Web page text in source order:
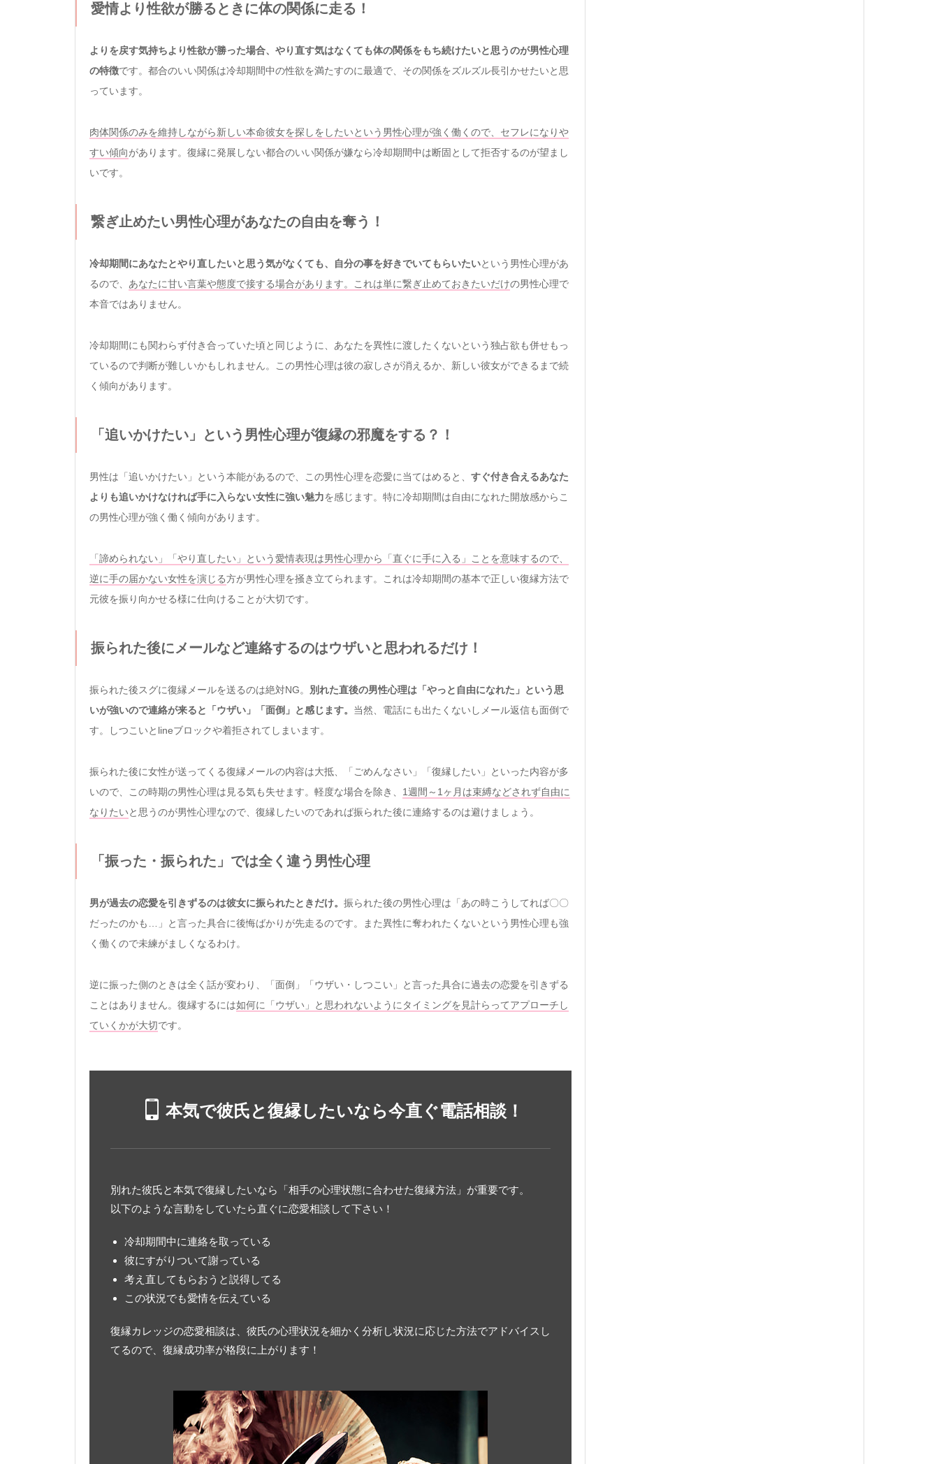
愛情より性欲が勝るときに体の関係に走る！
よりを戻す気持ちより性欲が勝った場合、やり直す気はなくても体の関係をもち続けたいと思うのが男性心理
の特徴です。都合のいい関係は冷却期間中の性欲を満たすのに最適で、その関係をズルズル長引かせたいと思
っています。
肉体関係のみを維持しながら新しい本命彼女を探しをしたいという男性心理が強く働くので、セフレになりや
すい傾向があります。復縁に発展しない都合のいい関係が嫌なら冷却期間中は断固として拒否するのが望まし
いです。
繋ぎ止めたい男性心理があなたの自由を奪う！
冷却期間にあなたとやり直したいと思う気がなくても、自分の事を好きでいてもらいたいという男性心理があ
るので、 あなたに甘い言葉や態度で接する場合があります。これは単に繋ぎ止めておきたいだけの男性心理で
本音ではありません。
冷却期間にも関わらず付き合っていた頃と同じように、あなたを異性に渡したくないという独占欲も併せもっ
ているので判断が難しいかもしれません。この男性心理は彼の寂しさが消えるか、新しい彼女ができるまで続
く傾向があります。
「追いかけたい」という男性心理が復縁の邪魔をする？！
男性は「追いかけたい」という本能があるので、この男性心理を恋愛に当てはめると、 すぐ付き合えるあなた
よりも追いかけなければ手に入らない女性に強い魅力を感じます。特に冷却期間は自由になれた開放感からこ
の男性心理が強く働く傾向があります。
「諦められない」「やり直したい」という愛情表現は男性心理から「直ぐに手に入る」ことを意味するので、
逆に手の届かない女性を演じる方が男性心理を掻き立てられます。これは冷却期間の基本で正しい復縁方法で
元彼を振り向かせる様に仕向けることが大切です。
振られた後にメールなど連絡するのはウザいと思われるだけ！
振られた後スグに復縁メールを送るのは絶対NG。 別れた直後の男性心理は「やっと自由になれた」という思
いが強いので連絡が来ると「ウザい」「面倒」と感じます。 当然、電話にも出たくないしメール返信も面倒で
す。しつこいとlineブロックや着拒されてしまいます。
振られた後に女性が送ってくる復縁メールの内容は大抵、「ごめんなさい」「復縁したい」といった内容が多
いので、この時期の男性心理は見る気も失せます。軽度な場合を除き、 1週間～1ヶ月は束縛などされず自由に
なりたいと思うのが男性心理なので、復縁したいのであれば振られた後に連絡するのは避けましょう。
「振った・振られた」では全く違う男性心理
男が過去の恋愛を引きずるのは彼女に振られたときだけ。 振られた後の男性心理は「あの時こうしてれば〇〇
だったのかも…」と言った具合に後悔ばかりが先走るのです。また異性に奪われたくないという男性心理も強
く働くので未練がましくなるわけ。
逆に振った側のときは全く話が変わり、「面倒」「ウザい・しつこい」と言った具合に過去の恋愛を引きずる
ことはありません。復縁するには如何に「ウザい」と思われないようにタイミングを見計らってアプローチし
ていくかが大切です。
本気で彼氏と復縁したいなら今直ぐ電話相談！
別れた彼氏と本気で復縁したいなら「相手の心理状態に合わせた復縁方法」が重要です。
以下のような言動をしていたら直ぐに恋愛相談して下さい！
冷却期間中に連絡を取っている
彼にすがりついて謝っている
考え直してもらおうと説得してる
この状況でも愛情を伝えている
復縁カレッジの恋愛相談は、彼氏の心理状況を細かく分析し状況に応じた方法でアドバイスし
てるので、復縁成功率が格段に上がります！